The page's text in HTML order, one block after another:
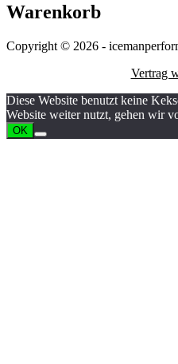
Warenkorb
Copyright © 2026 -
Vertrag
Diese Website benutzt keine
Website weiter nutzt, gehen wir
OK